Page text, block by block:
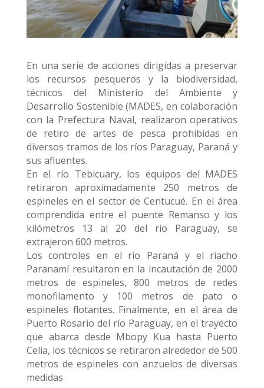
En una serie de acciones dirigidas a preservar
los recursos pesqueros y la biodiversidad,
técnicos del Ministerio del Ambiente y
Desarrollo Sostenible (MADES, en colaboración
con la Prefectura Naval, realizaron operativos
de retiro de artes de pesca prohibidas en
diversos tramos de los ríos Paraguay, Paraná y
sus afluentes.
En el río Tebicuary, los equipos del MADES
retiraron aproximadamente 250 metros de
espineles en el sector de Centucué. En el área
comprendida entre el puente Remanso y los
kilómetros 13 al 20 del río Paraguay, se
extrajeron 600 metros.
Los controles en el río Paraná y el riacho
Paranamí resultaron en la incautación de 2000
metros de espineles, 800 metros de redes
monofilamento y 100 metros de pato o
espineles flotantes. Finalmente, en el área de
Puerto Rosario del río Paraguay, en el trayecto
que abarca desde Mbopy Kua hasta Puerto
Celia, los técnicos se retiraron alrededor de 500
metros de espineles con anzuelos de diversas
medidas